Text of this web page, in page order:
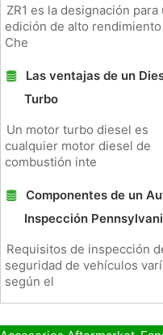
ZR1 es la designación para
edición de alto
Che
Las ventajas de un
Turbo
Un motor turbo diesel es
cualquier motor diesel de
combustión inte
Componentes de un
Inspección
Requisitos de inspección
seguridad de vehículos
según el